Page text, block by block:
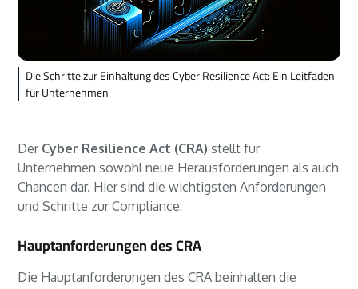
Die Schritte zur Einhaltung des Cyber Resilience Act: Ein Leitfaden
für Unternehmen
Der Cyber Resilience Act (CRA) stellt für
Unternehmen sowohl neue Herausforderungen als auch
Chancen dar. Hier sind die wichtigsten Anforderungen
und Schritte zur Compliance:
Hauptanforderungen des CRA
Die Hauptanforderungen des CRA beinhalten die